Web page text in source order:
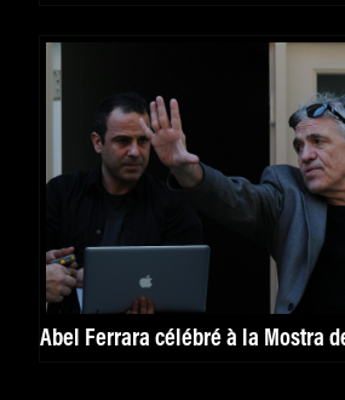
Abel Ferrara célébré à la Mostra